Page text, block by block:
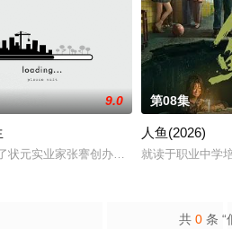
9.0
状元实业家张謇创办大生企业，实业报国的
第08集
人鱼(2026)
就读于职业中学
共 0 条 “